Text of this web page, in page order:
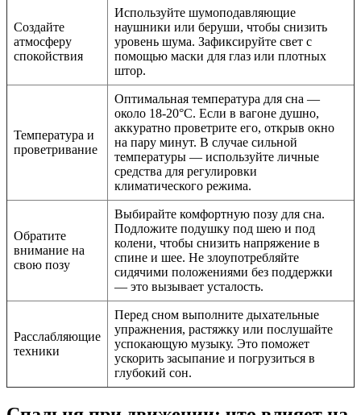
Создайте
атмосферу
спокойствия
Используйте шумоподавляющие
наушники или беруши, чтобы снизить
уровень шума. Зафиксируйте свет с
помощью маски для глаз или плотных
штор.
Температура и
проветривание
Оптимальная температура для сна —
около 18-20°C. Если в вагоне душно,
аккуратно проветрите его, открыв окно
на пару минут. В случае сильной
температуры — используйте личные
средства для регулировки
климатического режима.
Обратите
внимание на
свою позу
Выбирайте комфортную позу для сна.
Подложите подушку под шею и под
колени, чтобы снизить напряжение в
спине и шее. Не злоупотребляйте
сидячими положениями без поддержки
— это вызывает усталость.
Расслабляющие
техники
Перед сном выполните дыхательные
упражнения, растяжку или послушайте
успокающую музыку. Это поможет
ускорить засыпание и погрузиться в
глубокий сон.